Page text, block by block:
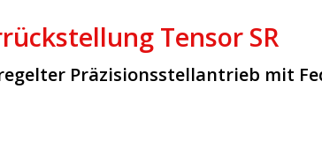
Tensor SR
Präzisionsstellantrieb mit